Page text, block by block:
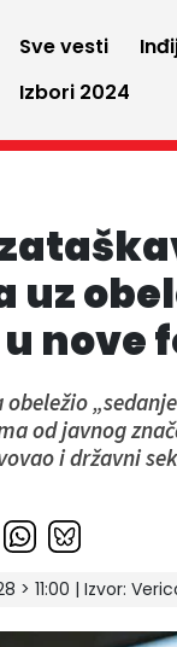
Sve vesti
Izbori 2024
uz
nove
od javnog
i državni
> 11:00 | Izvor: